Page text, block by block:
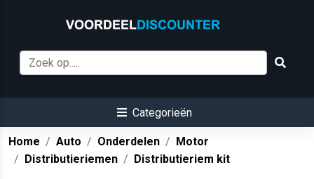
Categorieën
Home Auto Onderdelen
Motor
Distributieriemen
Distributieriem kit